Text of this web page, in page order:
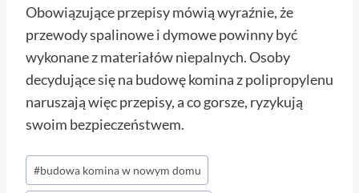
Obowiązujące przepisy mówią wyraźnie, że
przewody spalinowe i dymowe powinny być
wykonane z materiałów niepalnych. Osoby
decydujące się na budowę komina z polipropylenu
naruszają więc przepisy, a co gorsze, ryzykują
swoim bezpieczeństwem.
Tagi
wpisu:
#budowa komina w nowym domu